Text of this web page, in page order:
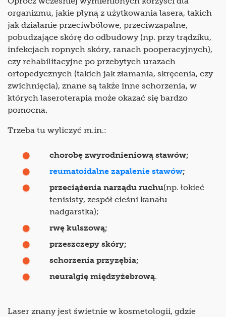
organizmu, jakie płyną z użytkowania lasera, takich
jak działanie przeciwbólowe, przeciwzapalne,
pobudzające skórę do odbudowy (np. przy trądziku,
infekcjach ropnych skóry, ranach pooperacyjnych),
czy rehabilitacyjne po przebytych urazach
ortopedycznych (takich jak złamania, skręcenia, czy
zwichnięcia), znane są także inne schorzenia, w
których laseroterapia może okazać się bardzo
pomocna.
Trzeba tu wyliczyć m.in.:
chorobę zwyrodnieniową stawów;
reumatoidalne zapalenie stawów;
przeciążenia narządu ruchu(np. łokieć
tenisisty, zespół cieśni kanału
nadgarstka);
rwę kulszową;
przeszczepy skóry;
schorzenia przyzębia;
neuralgię międzyżebrową.
Laser znany jest świetnie w kosmetologii, gdzie